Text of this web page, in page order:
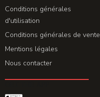
Conditions générales
d'utilisation
Conditions générales de vente
Mentions légales
Nous contacter